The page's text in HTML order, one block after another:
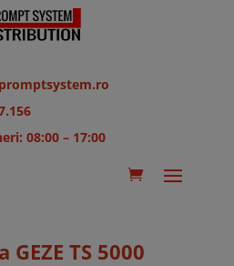
08:00 – 17:00
TS 5000